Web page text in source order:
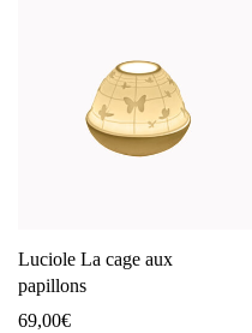
Luciole La cage aux
papillons
69,00€